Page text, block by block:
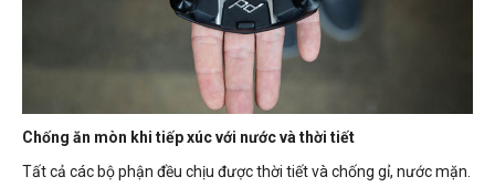
Chống ăn mòn khi tiếp xúc với nước và thời tiết
Tất cả các bộ phận đều chịu được thời tiết và chống gỉ, nước mặn.